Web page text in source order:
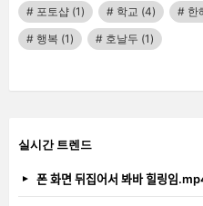
포토샵 (1) 학교 (4) 한
행복 (1) 호날두 (1)
실시간 트렌드
폰 화면 뒤집어서 봐바